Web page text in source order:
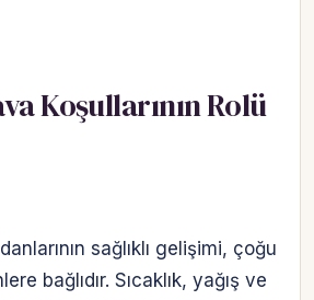
Koşullarının Rolü
sağlıklı gelişimi, çoğu
bağlıdır. Sıcaklık, yağış ve